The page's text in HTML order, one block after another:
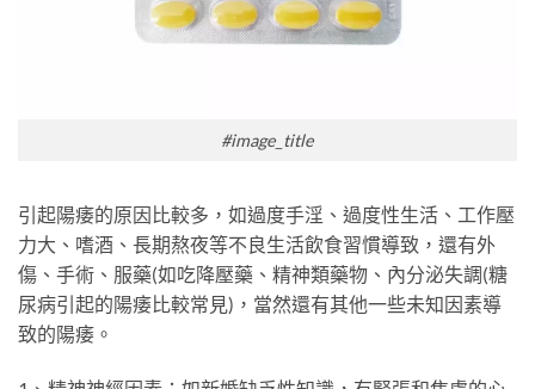
#image_title
引起陽痿的原因比較多，如過度手淫、過度性生活、工作壓
力大、嗜酒、長期熬夜等不良生活飲食習慣導致，還有外
傷、手術、服藥(如吃降壓藥、精神類藥物、內分泌失調(糖
尿病引起的陽痿比較常見)，當然還有其他一些未知因素導
致的陽痿。